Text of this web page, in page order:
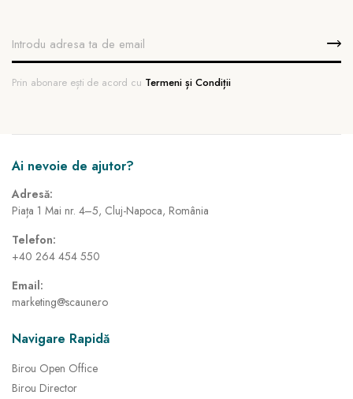
Prin abonare ești de acord cu Termeni și Condiții
Ai nevoie de ajutor?
Adresă:
Piața 1 Mai nr. 4–5, Cluj-Napoca, România
Telefon:
+40 264 454 550
Email:
marketing@scaune.ro
Navigare Rapidă
Birou Open Office
Birou Director